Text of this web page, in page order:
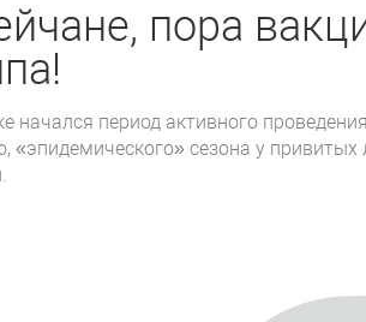
пора
начался период активного
«эпидемического» сезона у